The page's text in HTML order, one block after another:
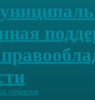
объектов